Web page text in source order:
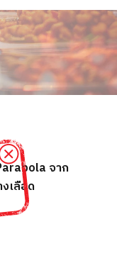
จาก
เลือด